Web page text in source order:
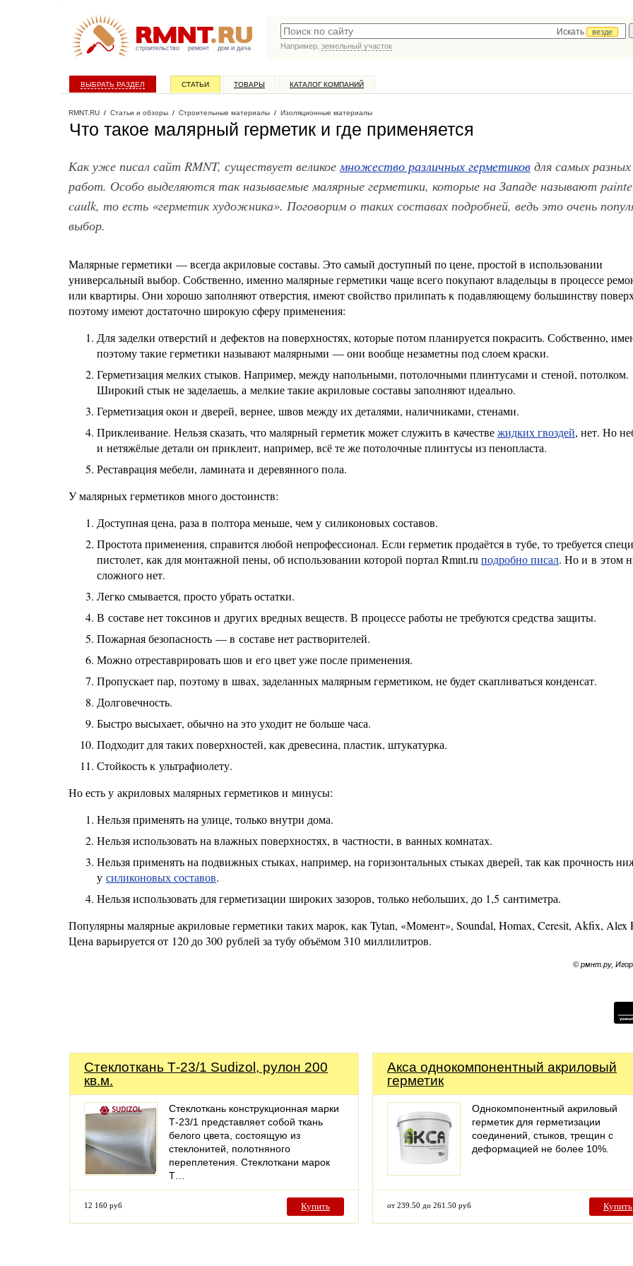
строительство ремонт дом и дача
Искать
везде
Например, земельный участок
ВЫБРАТЬ РАЗДЕЛ СТАТЬИ ТОВАРЫ КАТАЛОГ КОМПАНИЙ
RMNT.RU / Статьи и обзоры / Строительные материалы / Изоляционные материалы
Что такое малярный герметик и где применяется
Как уже писал сайт RMNT, существует великоемножество различных герметиков для самых
работ. Особо выделяются так называемые малярные герметики, которые на Западе называют
caulk, то есть «герметик художника». Поговорим о таких составах подробней, ведь это очень
выбор.
Малярные герметики — всегда акриловые составы. Это самый доступный по цене, простой в использовании
универсальный выбор. Собственно, именно малярные герметики чаще всего покупают владельцы в процессе
или квартиры. Они хорошо заполняют отверстия, имеют свойство прилипать к подавляющему большинству
поэтому имеют достаточно широкую сферу применения:
Для заделки отверстий и дефектов на поверхностях, которые потом планируется покрасить. Собственно,
поэтому такие герметики называют малярными — они вообще незаметны под слоем краски.
Герметизация мелких стыков. Например, между напольными, потолочными плинтусами и стеной, потолком.
Широкий стык не заделаешь, а мелкие такие акриловые составы заполняют идеально.
Герметизация окон и дверей, вернее, швов между их деталями, наличниками, стенами.
Приклеивание. Нельзя сказать, что малярный герметик может служить в качествежидких гвоздей, нет. Но
и нетяжёлые детали он приклеит, например, всё те же потолочные плинтусы из пенопласта.
Реставрация мебели, ламината и деревянного пола.
У малярных герметиков много достоинств:
Доступная цена, раза в полтора меньше, чем у силиконовых составов.
Простота применения, справится любой непрофессионал. Если герметик продаётся в тубе, то требуется
пистолет, как для монтажной пены, об использовании которой портал Rmnt.ru подробно писал. Но и в этом
сложного нет.
Легко смывается, просто убрать остатки.
В составе нет токсинов и других вредных веществ. В процессе работы не требуются средства защиты.
Пожарная безопасность — в составе нет растворителей.
Можно отреставрировать шов и его цвет уже после применения.
Пропускает пар, поэтому в швах, заделанных малярным герметиком, не будет скапливаться конденсат.
Долговечность.
Быстро высыхает, обычно на это уходит не больше часа.
Подходит для таких поверхностей, как древесина, пластик, штукатурка.
Стойкость к ультрафиолету.
Но есть у акриловых малярных герметиков и минусы:
Нельзя применять на улице, только внутри дома.
Нельзя использовать на влажных поверхностях, в частности, в ванных комнатах.
Нельзя применять на подвижных стыках, например, на горизонтальных стыках дверей, так как прочность
у силиконовых составов.
Нельзя использовать для герметизации широких зазоров, только небольших, до 1,5 сантиметра.
Популярны малярные акриловые герметики таких марок, как Tytan, «Момент», Soundal, Homax, Ceresit, Akfix, Alex
Цена варьируется от 120 до 300 рублей за тубу объёмом 310 миллилитров.
© рмнт.ру,
Стеклоткань Т-23/1 Sudizol, рулон 200
кв.м.
Стеклоткань конструкционная марки
Т-23/1 представляет собой ткань
белого цвета, состоящую из
стеклонитей, полотняного
переплетения. Стеклоткани марок
Т…
12 160 руб Купить
Акса однокомпонентный акриловый
герметик
Однокомпонентный акриловый
герметик для герметизации
соединений, стыков, трещин с
деформацией не более 10%.
от 239.50 до 261.50 руб Купить